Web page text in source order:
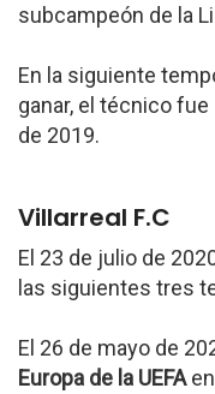
subcampeón de la
En la siguiente
ganar, el técnico
de 2019.
Villarreal F.C
El 23 de julio de
las siguientes tres
El 26 de mayo de
Europa de la UEFAen